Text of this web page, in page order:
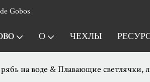
Gobos
О ЧЕХЛЫ
на воде & Плавающие светлячки,